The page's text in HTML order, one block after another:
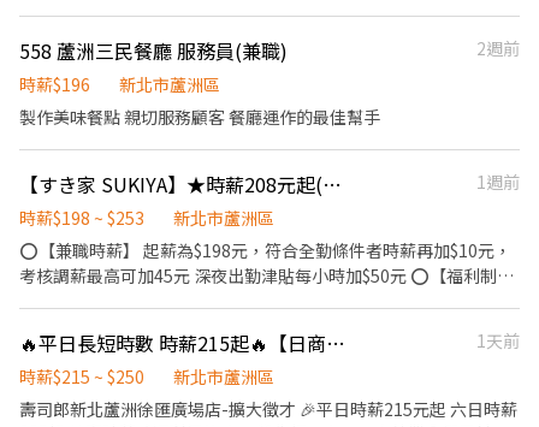
用補助 ▪薪資照舊計算 ⭕招募條件 ▪職前教育訓練，歡迎無經驗
者加入!! ▪歡迎二度就業、學生實習、長期打工、短期工讀 ▪彈性
排班：09:00~00:00（每日至少排班4小時，請於面試時與主管確認
▪內場 商品進貨→食材處理→餐點製作→餐具清洗→環境整理→庫
存盤點 等 ⭕獎金福利 ▪生日禮券 ▪員工用餐優惠 ▪年度健檢及津
活動競賽獎金、時數達成獎金 ▪介紹親朋好友入職，期滿可獲得
3,000~10,000元獎金 ⭕企業魅力 ▪加班費為5分鐘為單位計算，重
視員工的辛勤付出。 ▪實力主義不論年資，且制度完善、升遷調薪
快速，適合具有企圖心的您。 ▪學習日系企業商業禮儀、餐飲相關
成為台灣第一迴轉壽司品牌。 ▪傾聽員工訴求，共同打造「以人為
本」的舒適工作環境。 ⭕基本保障 ①加班費(以5分鐘為單位計算)
558 蘆洲三民餐廳 服務員(兼職)
2週前
時薪$196
新北市蘆洲區
製作美味餐點 親切服務顧客 餐廳運作的最佳幫手
【すき家 SUKIYA】★時薪208元起(含全勤)★蘆洲長榮店
1週前
時薪$198 ~ $253
新北市蘆洲區
⭕【兼職時薪】 起薪為$198元，符合全勤條件者時薪再加$10元，
考核調薪最高可加45元 深夜出勤津貼每小時加$50元 ⭕【福利制
健檢 ★勞保、健保，6％勞退提撥 ⭕【工作說明】 《內場》:餐點製
作、食材備料、進貨盤點 《外場》:接待服務顧客、收銀結帳、環境
整潔 ★開朗活潑有笑容 ★ＳＯＰ專業流程 ★無經驗可 ★提供完善
🔥平日長短時數 時薪215起🔥【日商 壽司郎 蘆洲徐匯廣場店 兼職人員】
1天前
時薪$215 ~ $250
新北市蘆洲區
壽司郎新北蘆洲徐匯廣場店-擴大徵才 🎉平日時薪215元起 六日時薪